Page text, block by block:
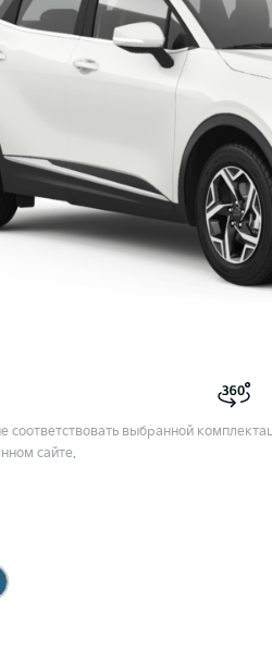
выбранной
сайте.